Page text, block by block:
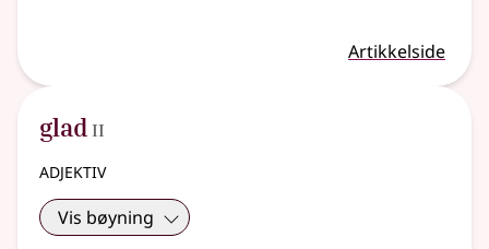
Artikkelside
glad 2
II
adjektiv
Vis bøyning